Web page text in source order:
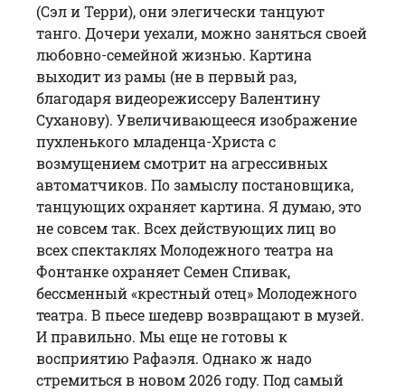
(Сэл и Терри), они элегически танцуют
танго. Дочери уехали, можно заняться своей
любовно-семейной жизнью. Картина
выходит из рамы (не в первый раз,
благодаря видеорежиссеру Валентину
Суханову). Увеличивающееся изображение
пухленького младенца-Христа с
возмущением смотрит на агрессивных
автоматчиков. По замыслу постановщика,
танцующих охраняет картина. Я думаю, это
не совсем так. Всех действующих лиц во
всех спектаклях Молодежного театра на
Фонтанке охраняетСемен Спивак,
бессменный «крестный отец» Молодежного
театра. В пьесе шедевр возвращают в музей.
И правильно. Мы еще не готовы к
восприятию Рафаэля. Однако ж надо
стремиться в новом 2026 году. Под самый